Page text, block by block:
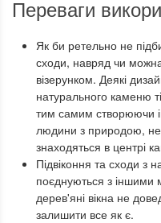
Переваги
Як би ретельно не
сходи, навряд чи
візерунком. Деякі
натурального каменю
тим самим створюючи
людини з природою,
знаходяться в центрі
Підвіконня та сходи з
поєднуються з іншими
дерев'яні вікна не
залишити все як є.